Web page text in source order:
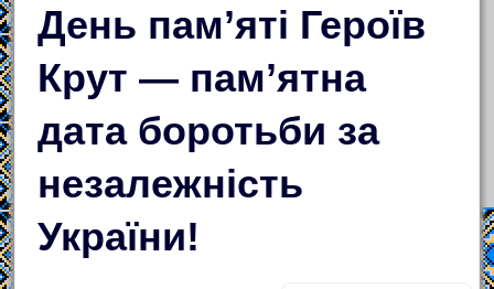
День пам’яті Героїв
Крут — пам’ятна
дата боротьби за
незалежність
України!